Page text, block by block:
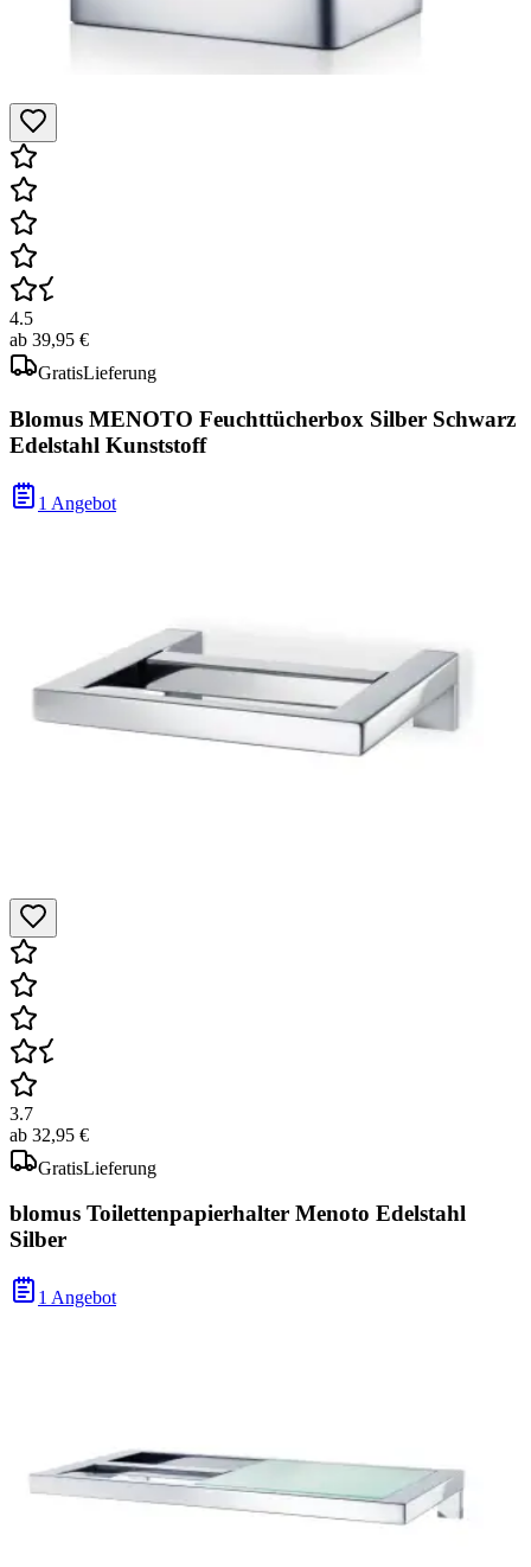
4.5
ab 39,95 €
GratisLieferung
Blomus MENOTO Feuchttücherbox Silber Schwarz
Edelstahl Kunststoff
1 Angebot
3.7
ab 32,95 €
GratisLieferung
blomus Toilettenpapierhalter Menoto Edelstahl
Silber
1 Angebot